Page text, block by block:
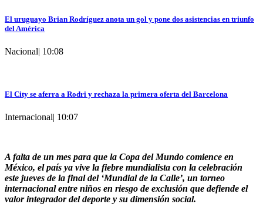
El uruguayo Brian Rodríguez anota un gol y pone dos asistencias en triunfo
del América
Nacional| 10:08
El City se aferra a Rodri y rechaza la primera oferta del Barcelona
Internacional| 10:07
A falta de un mes para que la Copa del Mundo comience en
México, el país ya vive la fiebre mundialista con la celebración
este jueves de la final del ‘Mundial de la Calle’, un torneo
internacional entre niños en riesgo de exclusión que defiende el
valor integrador del deporte y su dimensión social.